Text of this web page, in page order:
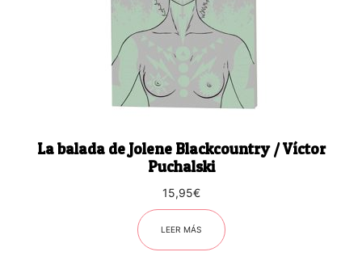
La balada de Jolene Blackcountry / Víctor
Puchalski
15,95€
LEER MÁS